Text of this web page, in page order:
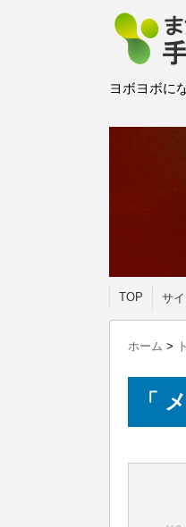
ヨボヨボに
TOP サ
ホーム >
「